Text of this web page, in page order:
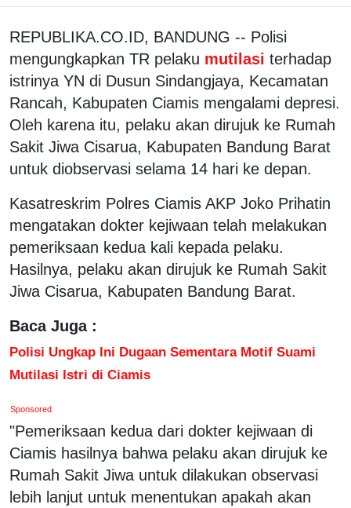
REPUBLIKA.CO.ID, BANDUNG -- Polisi
mengungkapkan TR pelaku mutilasi terhadap
istrinya YN di Dusun Sindangjaya, Kecamatan
Rancah, Kabupaten Ciamis mengalami depresi.
Oleh karena itu, pelaku akan dirujuk ke Rumah
Sakit Jiwa Cisarua, Kabupaten Bandung Barat
untuk diobservasi selama 14 hari ke depan.
Kasatreskrim Polres Ciamis AKP Joko Prihatin
mengatakan dokter kejiwaan telah melakukan
pemeriksaan kedua kali kepada pelaku.
Hasilnya, pelaku akan dirujuk ke Rumah Sakit
Jiwa Cisarua, Kabupaten Bandung Barat.
Baca Juga :
Polisi Ungkap Ini Dugaan Sementara Motif Suami
Mutilasi Istri di Ciamis
Sponsored
"Pemeriksaan kedua dari dokter kejiwaan di
Ciamis hasilnya bahwa pelaku akan dirujuk ke
Rumah Sakit Jiwa untuk dilakukan observasi
lebih lanjut untuk menentukan apakah akan